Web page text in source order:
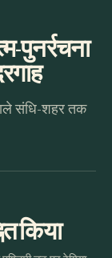
पुनर्रचना
संधि-शहर तक
किया